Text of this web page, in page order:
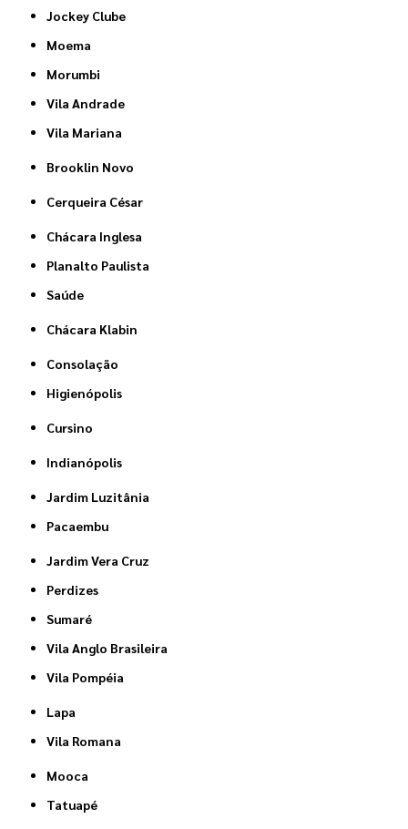
Jockey Clube
Moema
Morumbi
Vila Andrade
Vila Mariana
Brooklin Novo
Cerqueira César
Chácara Inglesa
Planalto Paulista
Saúde
Chácara Klabin
Consolação
Higienópolis
Cursino
Indianópolis
Jardim Luzitânia
Pacaembu
Jardim Vera Cruz
Perdizes
Sumaré
Vila Anglo Brasileira
Vila Pompéia
Lapa
Vila Romana
Mooca
Tatuapé